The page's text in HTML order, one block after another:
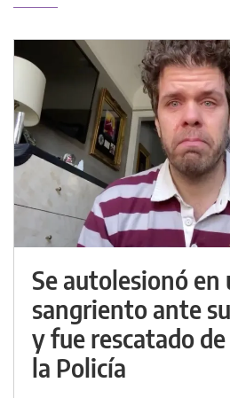
Se autolesionó en
sangriento ante
y fue rescatado
la Policía